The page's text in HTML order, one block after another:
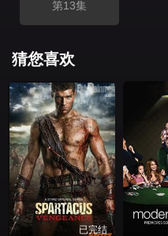
第13集
猜您喜欢
已完结